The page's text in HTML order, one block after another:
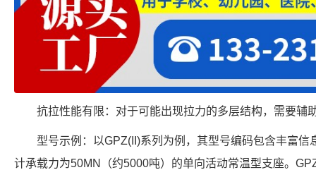
抗拉性能有限：对于可能出现拉力的多层结构，需要辅
型号示例：以GPZ(II)系列为例，其型号编码包含丰富
计承载力为50MN（约5000吨）的单向活动常温型支座。